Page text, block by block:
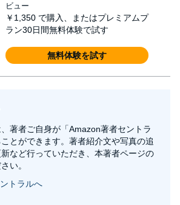
ビュー
￥1,350 で購入、またはプレミアムプ
ラン30日間無料体験で試す
無料体験を試す
著者ご自身が「Amazon著者セントラ
とができます。著者紹介文や写真の追
など行っていただき、本著者ページの
い。
トラルへ